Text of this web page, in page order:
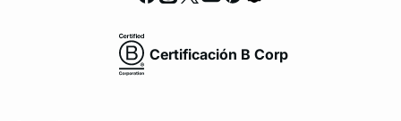
Certificación B Corp